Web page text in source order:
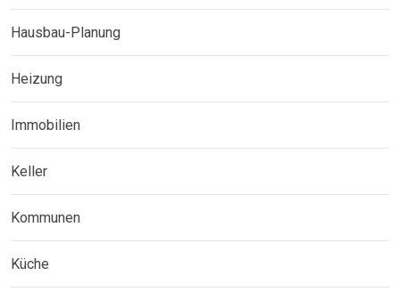
Hausbau-Planung
Heizung
Immobilien
Keller
Kommunen
Küche